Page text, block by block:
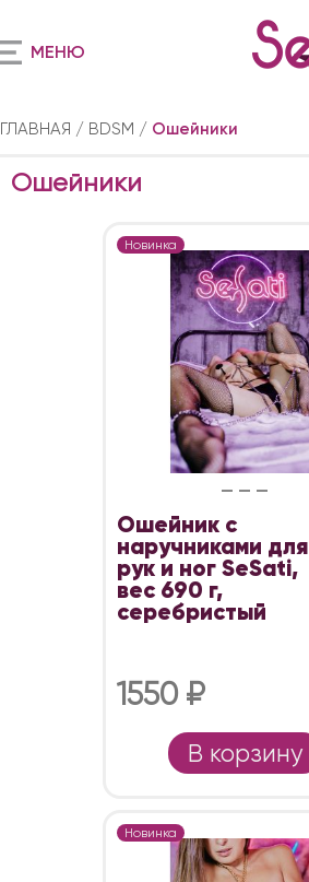
МЕНЮ
ГЛАВНАЯ BDSM Ошейники
Ошейники
Ошейник с
наручниками для
рук и ног SeSati,
вес 690 г,
серебристый
1550 ₽
В корзину
Новинка
Новинка